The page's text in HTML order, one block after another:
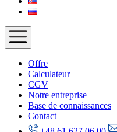
Offre
Calculateur
CGV
Notre entreprise
Base de connaissances
Contact